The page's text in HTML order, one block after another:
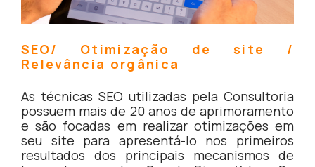
SEO/ Otimização de site /
Relevância orgânica
As técnicas SEO utilizadas pela Consultoria
possuem mais de 20 anos de aprimoramento
e são focadas em realizar otimizações em
seu site para apresentá-lo nos primeiros
resultados dos principais mecanismos de